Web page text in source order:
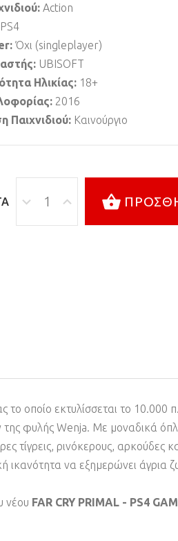
Action
PS4
Όχι (singleplayer)
UBISOFT
Ηλικίας: 18+
2016
Παιχνιδιού: Καινούργιο
το οποίο εκτυλίσσεται το 10.000
φυλής Wenja. Με μοναδικά
τίγρεις, ρινόκερους, αρκούδες
ικανότητα να εξημερώνει άγρια
νέου FAR CRY PRIMAL - PS4